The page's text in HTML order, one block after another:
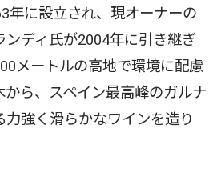
年に設立され、現オーナーの
ディ氏が2004年に引き継ぎ
メートルの高地で環境に配慮
から、スペイン最高峰のガルナ
力強く滑らかなワインを造り